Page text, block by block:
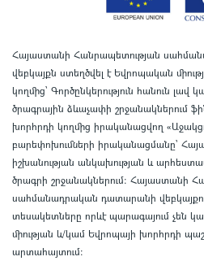
Հայաստանի Հանրապետության
վեբկայքն ստեղծվել է Եվրոպական
կողմից՝ Գործընկերություն հանուն
ծրագրային ձևաչափի շրջանակներում
խորհրդի կողմից իրականացվող
բարեփոխումների իրականացմանը`
իշխանության անկախության և
ծրագրի շրջանակներում: Հայաստանի
սահմանադրական դատարանի
տեսակետները որևէ պարագայում չեն
միության և/կամ Եվրոպայի խորհրդի
արտահայտում: